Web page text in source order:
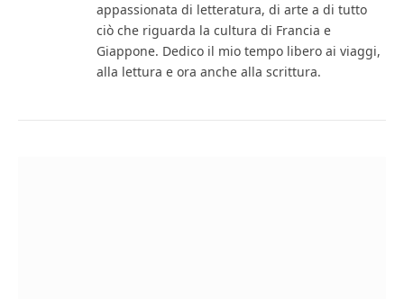
appassionata di letteratura, di arte a di tutto
ciò che riguarda la cultura di Francia e
Giappone. Dedico il mio tempo libero ai viaggi,
alla lettura e ora anche alla scrittura.